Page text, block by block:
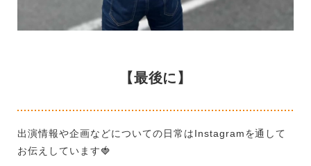
【最後に】
出演情報や企画などについての日常はInstagramを通して
お伝えしています🍓